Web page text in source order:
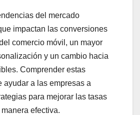
del mercado
impactan las conversiones
comercio móvil, un mayor
y un cambio hacia
Comprender estas
ayudar a las empresas a
para mejorar las tasas
efectiva.